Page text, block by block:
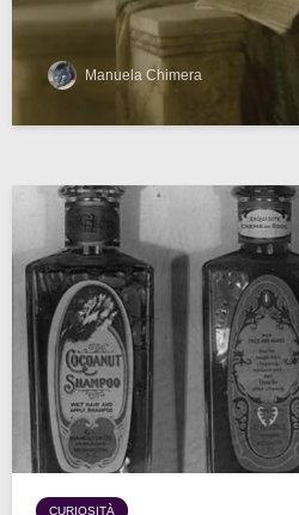
Manuela Chimera
CURIOSITÀ